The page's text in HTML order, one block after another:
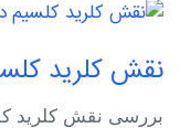
نقش کلرید
بررسی نقش کلرید